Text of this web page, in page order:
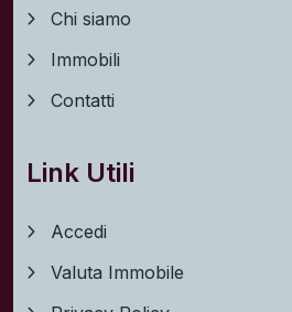
Chi siamo
Immobili
Contatti
Link Utili
Accedi
Valuta Immobile